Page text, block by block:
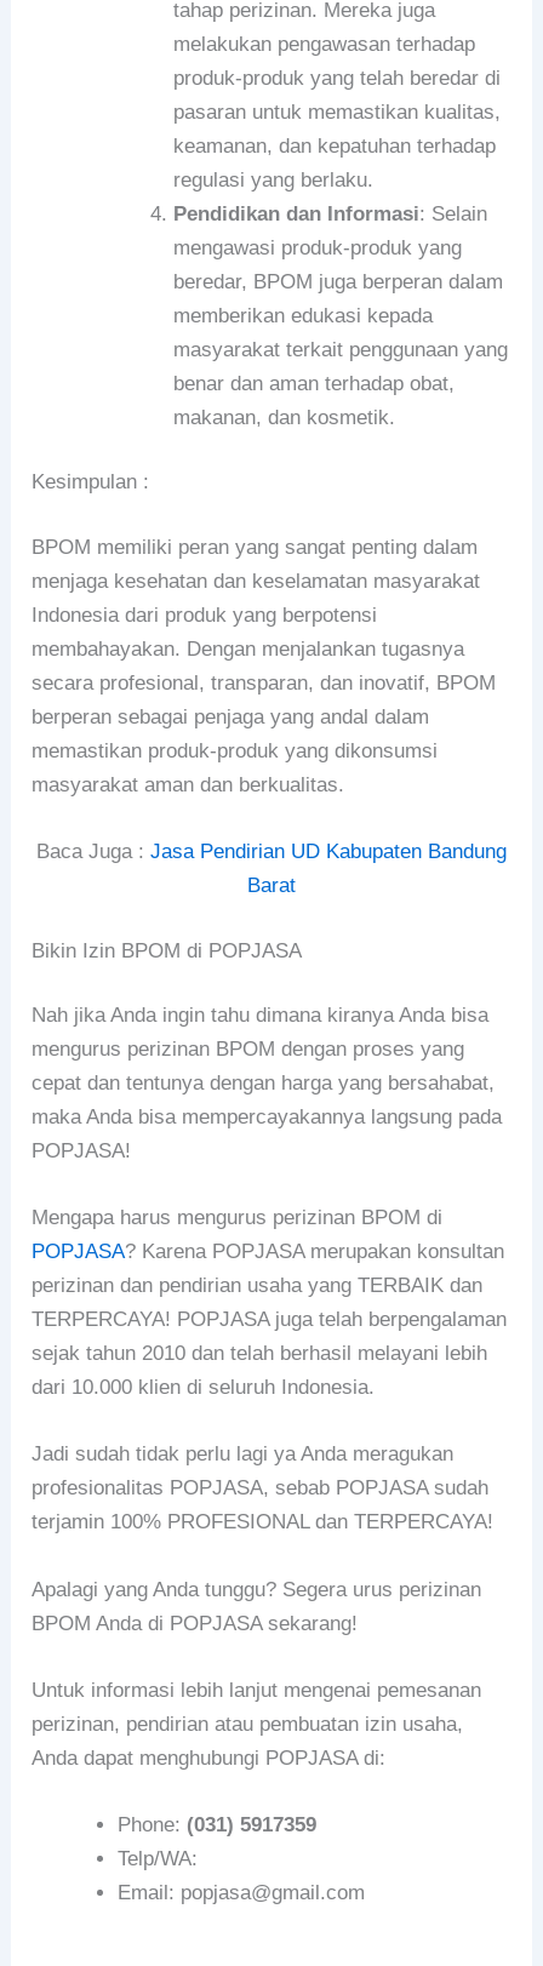
tahap perizinan. Mereka juga
melakukan pengawasan terhadap
produk-produk yang telah beredar di
pasaran untuk memastikan kualitas,
keamanan, dan kepatuhan terhadap
regulasi yang berlaku.
Pendidikan dan Informasi: Selain
mengawasi produk-produk yang
beredar, BPOM juga berperan dalam
memberikan edukasi kepada
masyarakat terkait penggunaan yang
benar dan aman terhadap obat,
makanan, dan kosmetik.
Kesimpulan :
BPOM memiliki peran yang sangat penting dalam
menjaga kesehatan dan keselamatan masyarakat
Indonesia dari produk yang berpotensi
membahayakan. Dengan menjalankan tugasnya
secara profesional, transparan, dan inovatif, BPOM
berperan sebagai penjaga yang andal dalam
memastikan produk-produk yang dikonsumsi
masyarakat aman dan berkualitas.
Baca Juga : Jasa Pendirian UD Kabupaten Bandung
Barat
Bikin Izin BPOM di POPJASA
Nah jika Anda ingin tahu dimana kiranya Anda bisa
mengurus perizinan BPOM dengan proses yang
cepat dan tentunya dengan harga yang bersahabat,
maka Anda bisa mempercayakannya langsung pada
POPJASA!
Mengapa harus mengurus perizinan BPOM di
POPJASA? Karena POPJASA merupakan konsultan
perizinan dan pendirian usaha yang TERBAIK dan
TERPERCAYA! POPJASA juga telah berpengalaman
sejak tahun 2010 dan telah berhasil melayani lebih
dari 10.000 klien di seluruh Indonesia.
Jadi sudah tidak perlu lagi ya Anda meragukan
profesionalitas POPJASA, sebab POPJASA sudah
terjamin 100% PROFESIONAL dan TERPERCAYA!
Apalagi yang Anda tunggu? Segera urus perizinan
BPOM Anda di POPJASA sekarang!
Untuk informasi lebih lanjut mengenai pemesanan
perizinan, pendirian atau pembuatan izin usaha,
Anda dapat menghubungi POPJASA di:
Phone: (031) 5917359
Telp/WA:
Email: popjasa@gmail.com